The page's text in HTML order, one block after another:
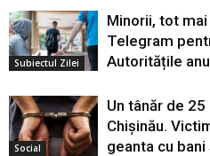
Subiectul Zilei
Minorii, tot
Telegram
Autoritățile
Social
Un tânăr de
Chișinău.
geanta cu bani